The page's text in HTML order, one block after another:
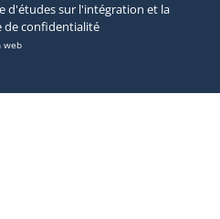
d'études sur l'intégration et la
de confidentialité
web